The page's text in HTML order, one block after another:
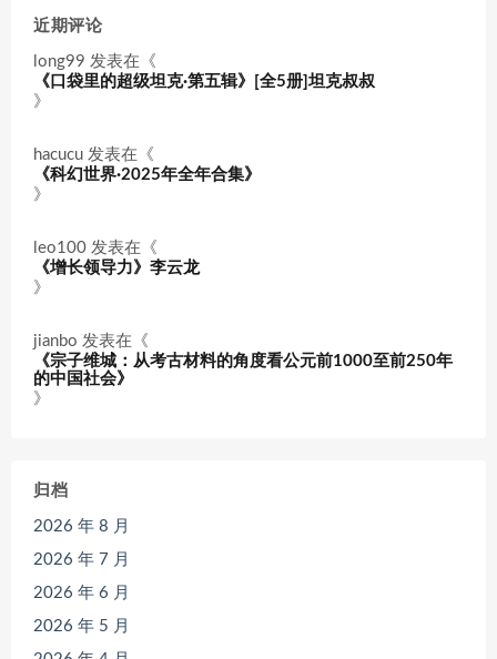
近期评论
long99 发表在《
《口袋里的超级坦克·第五辑》[全5册]坦克叔叔
》
hacucu 发表在《
《科幻世界·2025年全年合集》
》
leo100 发表在《
《增长领导力》李云龙
》
jianbo 发表在《
《宗子维城：从考古材料的角度看公元前1000至前250年
的中国社会》
》
归档
2026 年 8 月
2026 年 7 月
2026 年 6 月
2026 年 5 月